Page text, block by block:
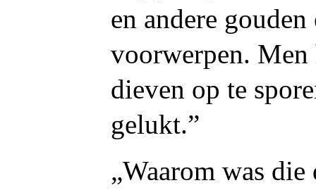
en andere
voorwerpen. Men
dieven op te
gelukt.”
„Waarom was